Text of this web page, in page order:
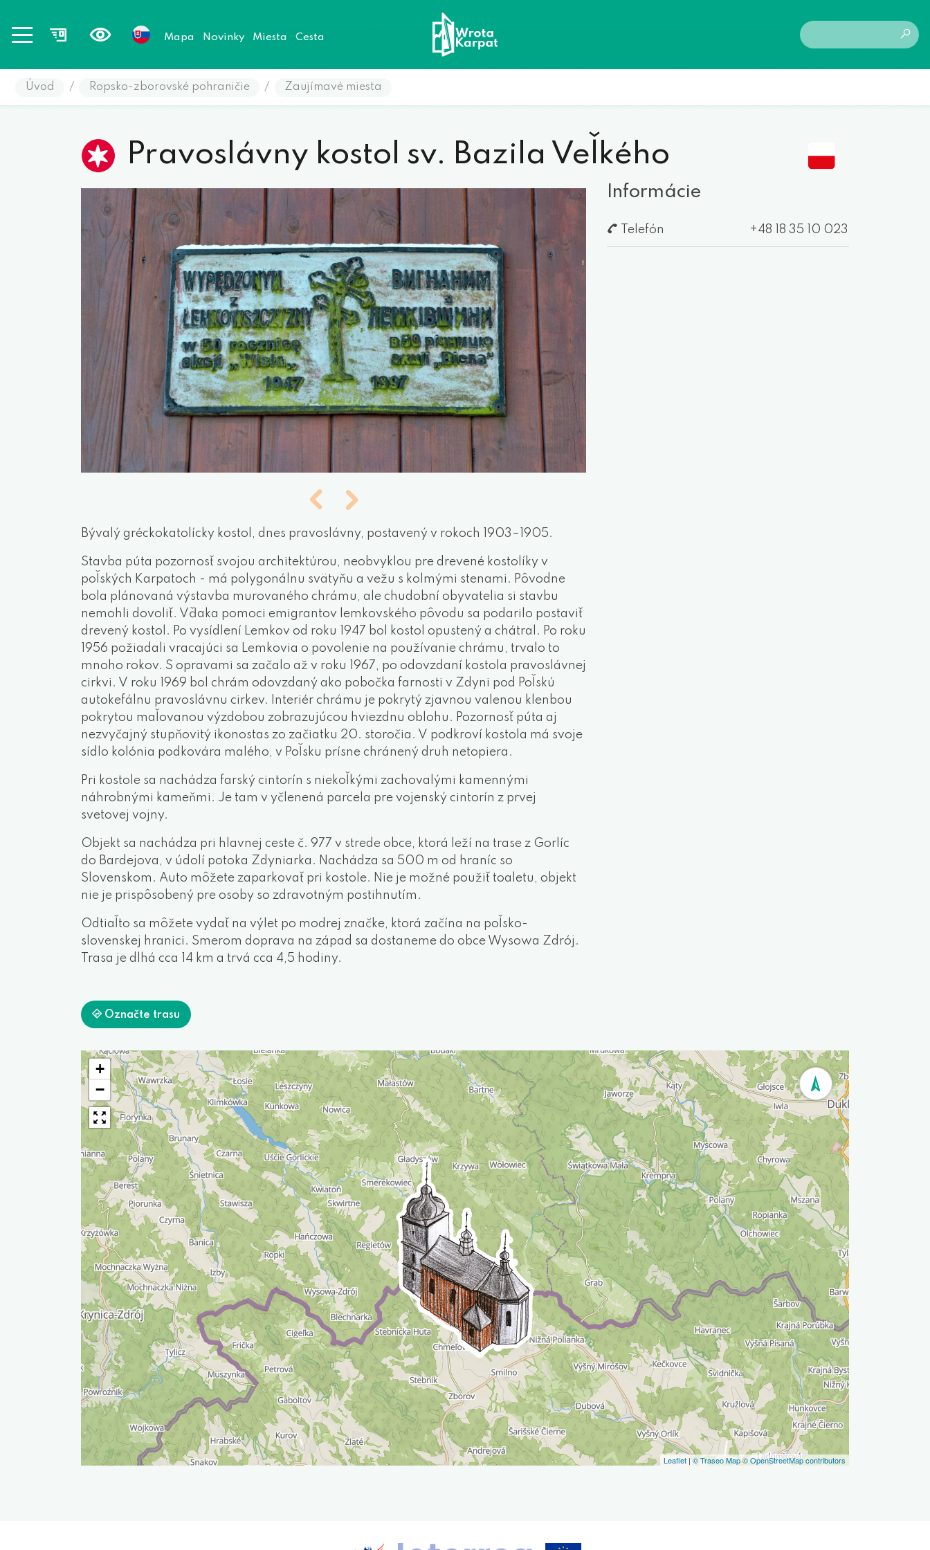
Mapa Novinky Miesta Cesta
Úvod / Ropsko-zborovské pohraničie / Zaujímavé miesta
Pravoslávny kostol sv. Bazila Veľkého
Bývalý gréckokatolícky kostol, dnes pravoslávny, postavený v rokoch 1903–1905.
Stavba púta pozornosť svojou architektúrou, neobvyklou pre drevené kostolíky v
poľských Karpatoch - má polygonálnu svätyňu a vežu s kolmými stenami. Pôvodne
bola plánovaná výstavba murovaného chrámu, ale chudobní obyvatelia si stavbu
nemohli dovoliť. Vďaka pomoci emigrantov lemkovského pôvodu sa podarilo postaviť
drevený kostol. Po vysídlení Lemkov od roku 1947 bol kostol opustený a chátral. Po roku
1956 požiadali vracajúci sa Lemkovia o povolenie na používanie chrámu, trvalo to
mnoho rokov. S opravami sa začalo až v roku 1967, po odovzdaní kostola pravoslávnej
cirkvi. V roku 1969 bol chrám odovzdaný ako pobočka farnosti v Zdyni pod Poľskú
autokefálnu pravoslávnu cirkev. Interiér chrámu je pokrytý zjavnou valenou klenbou
pokrytou maľovanou výzdobou zobrazujúcou hviezdnu oblohu. Pozornosť púta aj
nezvyčajný stupňovitý ikonostas zo začiatku 20. storočia. V podkroví kostola má svoje
sídlo kolónia podkovára malého, v Poľsku prísne chránený druh netopiera.
Pri kostole sa nachádza farský cintorín s niekoľkými zachovalými kamennými
náhrobnými kameňmi. Je tam v yčlenená parcela pre vojenský cintorín z prvej
svetovej vojny.
Objekt sa nachádza pri hlavnej ceste č. 977 v strede obce, ktorá leží na trase z Gorlíc
do Bardejova, v údolí potoka Zdyniarka. Nachádza sa 500 m od hraníc so
Slovenskom. Auto môžete zaparkovať pri kostole. Nie je možné použiť toaletu, objekt
nie je prispôsobený pre osoby so zdravotným postihnutím.
Odtiaľto sa môžete vydať na výlet po modrej značke, ktorá začína na poľsko-
slovenskej hranici. Smerom doprava na západ sa dostaneme do obce Wysowa Zdrój.
Trasa je dlhá cca 14 km a trvá cca 4,5 hodiny.
Informácie
Telefón +48 18 35 10 023
Označte trasu
+
−
Leaflet | © Traseo Map© OpenStreetMap contributors